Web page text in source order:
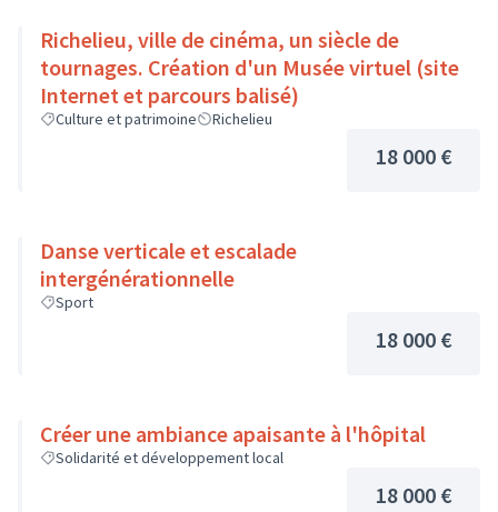
Richelieu, ville de cinéma, un siècle de
tournages. Création d'un Musée virtuel (site
Internet et parcours balisé)
Culture et patrimoine Richelieu
18 000 €
Danse verticale et escalade
intergénérationnelle
Sport
18 000 €
Créer une ambiance apaisante à l'hôpital
Solidarité et développement local
18 000 €